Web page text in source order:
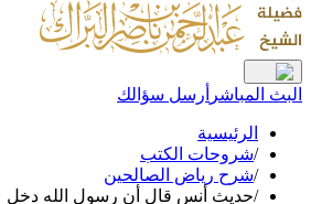
البث المباشر أرسل سؤالك
الرئيسية
/شروحات الكتب
/شرح رياض الصالحين
/حديث أنس قال أن رسول الله دخل